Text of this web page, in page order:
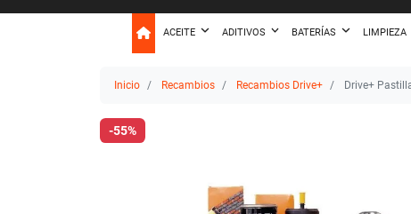
ACEITE ADITIVOS BATERÍAS LIMPIEZA
Inicio Recambios Recambios Drive+ Drive+
-55%